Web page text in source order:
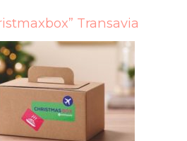
Transavia